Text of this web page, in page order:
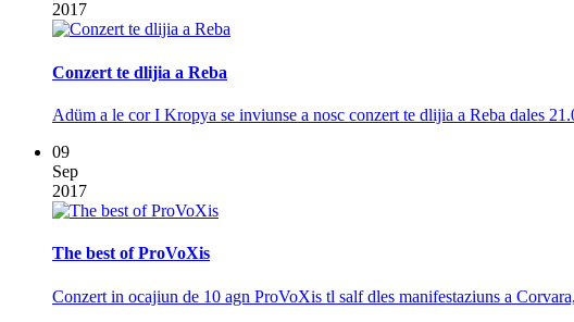
2017
Conzert te dlijia a Reba
Adüm a le cor I Kropya se inviunse a nosc conzert te dlijia a Reba dales
09
Sep
2017
The best of ProVoXis
Conzert in ocajiun de 10 agn ProVoXis tl salf dles manifestaziuns a